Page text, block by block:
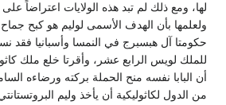
لها، ومع ذلك لم تبد هذه الولايات اعتراضاً على
ولعلمها بأن الهدف الأسمى لوليم هو كبح
حكومتا آل هبسبرج في النمسا وأسبانيا فقد
للملك لويس الرابع عشر، وأقرتا خلع ملك
أن البابا نفسه منح الحملة بركته ورضاءه
من الدول لكاثوليكية أن يأخذ وليم